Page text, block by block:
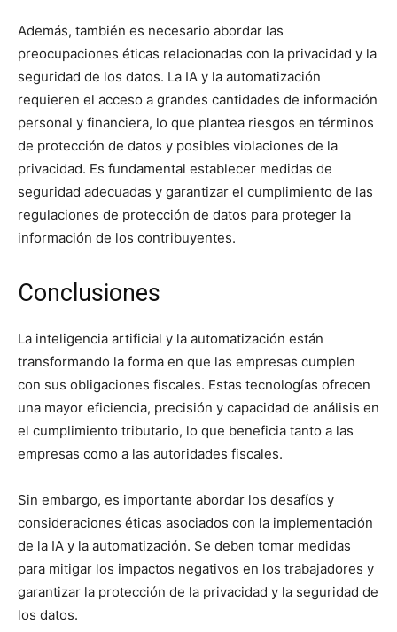
Además, también es necesario abordar las
preocupaciones éticas relacionadas con la privacidad y la
seguridad de los datos. La IA y la automatización
requieren el acceso a grandes cantidades de información
personal y financiera, lo que plantea riesgos en términos
de protección de datos y posibles violaciones de la
privacidad. Es fundamental establecer medidas de
seguridad adecuadas y garantizar el cumplimiento de las
regulaciones de protección de datos para proteger la
información de los contribuyentes.
Conclusiones
La inteligencia artificial y la automatización están
transformando la forma en que las empresas cumplen
con sus obligaciones fiscales. Estas tecnologías ofrecen
una mayor eficiencia, precisión y capacidad de análisis en
el cumplimiento tributario, lo que beneficia tanto a las
empresas como a las autoridades fiscales.
Sin embargo, es importante abordar los desafíos y
consideraciones éticas asociados con la implementación
de la IA y la automatización. Se deben tomar medidas
para mitigar los impactos negativos en los trabajadores y
garantizar la protección de la privacidad y la seguridad de
los datos.